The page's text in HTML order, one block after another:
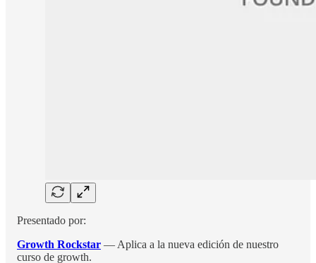
Presentado por:
Growth Rockstar — Aplica a la nueva edición de nuestro
curso de growth.